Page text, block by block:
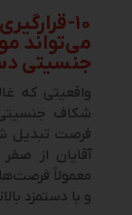
۱۰-
می‌تواند
جنسیتی
واقعیتی که
شکاف
فرصت تبدیل
آقایان از
معمولاً
و با دستمزد